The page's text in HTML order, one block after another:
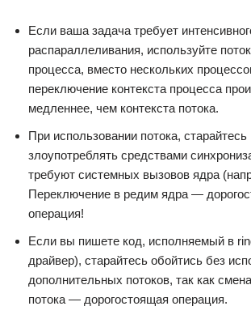
Если ваша задача требует
распараллеливания, используйте
процесса, вместо нескольких
переключение контекста процесса
медленнее, чем контекста потока.
При использовании потока, старайтесь
злоупотреблять средствами
требуют системных вызовов ядра
Переключение в редим ядра —
операция!
Если вы пишете код, исполняемый в
драйвер), старайтесь обойтись без
дополнительных потоков, так как
потока — дорогостоящая операция.